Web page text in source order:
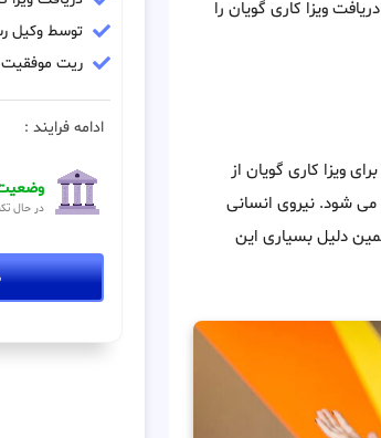
ویزا کاری گویان را
ویزا کاری گویان از
می شود. نیروی انسانی
دلیل بسیاری این
توسط وکیل
ریت موفقیت
ادامه فرایند :
وضعیت
در حال